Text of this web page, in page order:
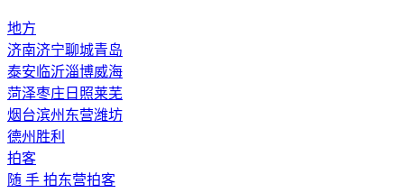
地方
济南济宁聊城青岛
泰安 临沂淄博威海
菏泽枣庄 日照莱芜
烟台滨州 东营潍坊
德州 胜利
拍客
随 手 拍东营拍客